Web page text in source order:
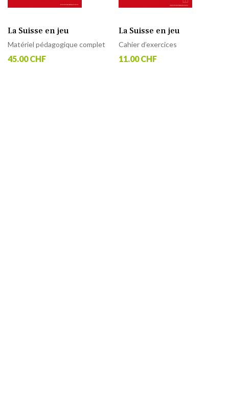
La Suisse en jeu
Matériel pédagogique complet
45.00 CHF
La Suisse en jeu
Cahier d’exercices
11.00 CHF